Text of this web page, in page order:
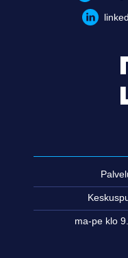
ma-pe klo